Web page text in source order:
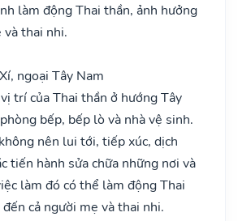
làm động Thai thần, ảnh hưởng
và thai nhi.
ngoại Tây Nam
trí của Thai thần ở hướng Tây
bếp, bếp lò và nhà vệ sinh.
nên lui tới, tiếp xúc, dịch
tiến hành sửa chữa những nơi và
làm đó có thể làm động Thai
cả người mẹ và thai nhi.